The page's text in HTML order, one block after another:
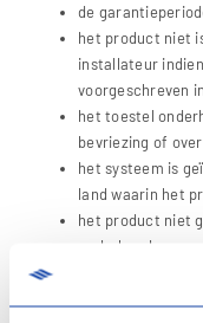
de
het product niet
installateur
voorgeschreven
het toestel
bevriezing of
het systeem is
land waarin het
het product niet
onderhouden